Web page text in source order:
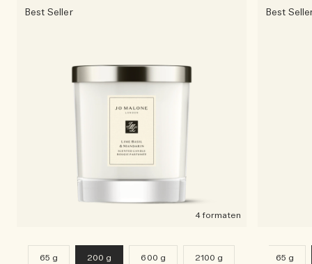
Best Seller
4 formaten
65 g 200 g 600 g 2100 g
Best
65 g